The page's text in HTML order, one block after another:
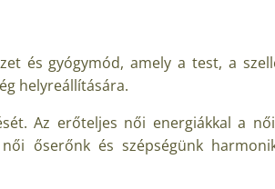
és gyógymód, amely a test, a
helyreállítására.
Az erőteljes női energiákkal a
őserőnk és szépségünk